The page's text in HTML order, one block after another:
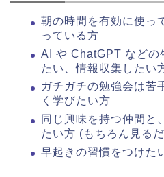
朝の時間を有効に使っ
っている方
AI や ChatGPT などの
たい、情報収集したい
ガチガチの勉強会は苦
く学びたい方
同じ興味を持つ仲間と
たい方 (もちろん見る
早起きの習慣をつけた